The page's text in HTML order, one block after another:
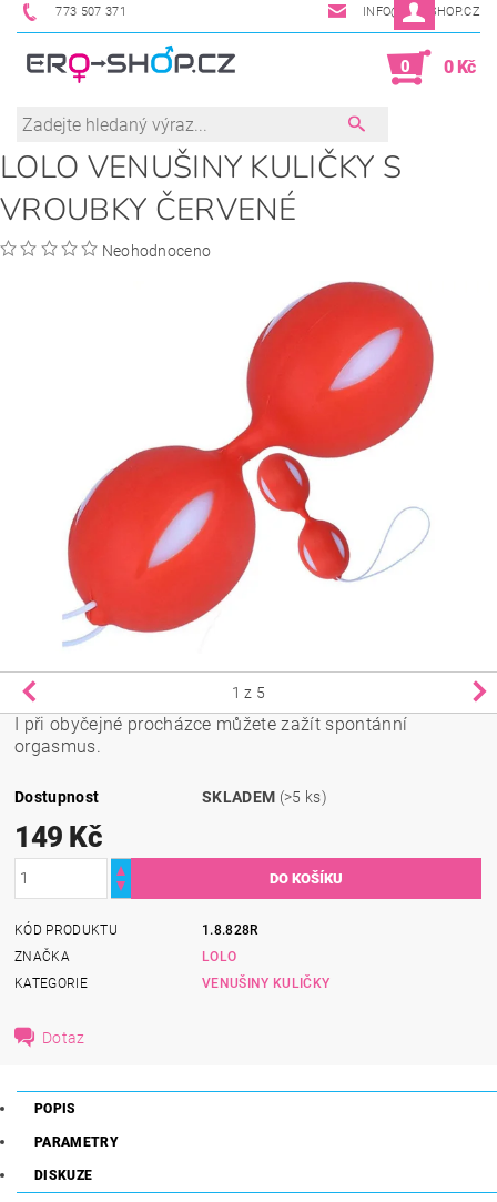
773 507 371 INFO@ERO-SHOP.CZ
0 0 Kč
LOLO VENUŠINY KULIČKY S
VROUBKY ČERVENÉ
Neohodnoceno
1 z 5
I při obyčejné procházce můžete zažít spontánní
orgasmus.
Dostupnost SKLADEM (>5 ks)
149 Kč
KÓD PRODUKTU
1.8.828R
ZNAČKA
LOLO
KATEGORIE
VENUŠINY KULIČKY
Dotaz
POPIS
PARAMETRY
DISKUZE